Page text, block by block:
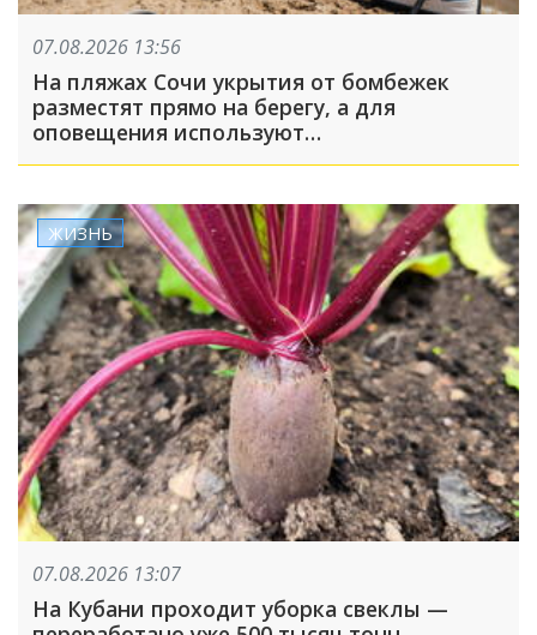
07.08.2026 13:56
На пляжах Сочи укрытия от бомбежек
разместят прямо на берегу, а для
оповещения используют
громкоговорители
ЖИЗНЬ
07.08.2026 13:07
На Кубани проходит уборка свеклы —